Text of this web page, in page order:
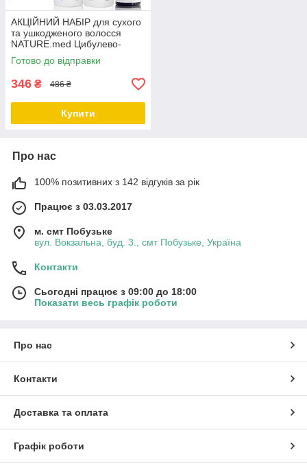
АКЦІЙНИЙ НАБІР для сухого
та ушкодженого волосся
NATURE.med Цибулево-
часниковий комплекс 3 шт
Готово до відправки
346 ₴ 486 ₴
Купити
Про нас
100% позитивних з 142 відгуків за рік
Працює з 03.03.2017
м. смт Побузьке
вул. Вокзальна, буд. 3., смт Побузьке, Україна
Контакти
Сьогодні працює з 09:00 до 18:00
Показати весь графік роботи
Про нас
Контакти
Доставка та оплата
Графік роботи